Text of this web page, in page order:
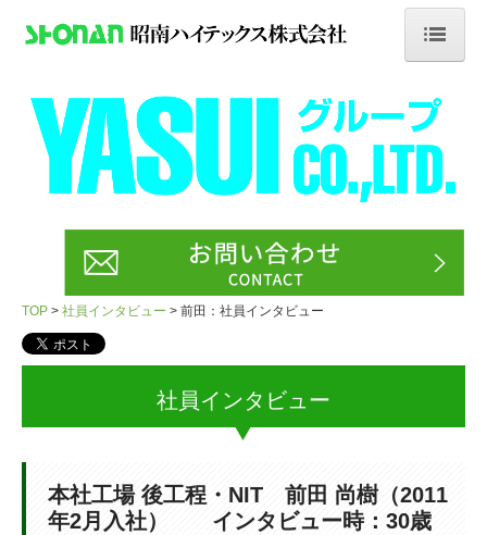
NEWS
会社案内
業務案内
採用情報
検査
TOP 社員インタビュー 前田：社員インタビュー
社員インタビュー
本社工場 後工程・NIT 前田 尚樹（2011
年2月入社） インタビュー時：30歳